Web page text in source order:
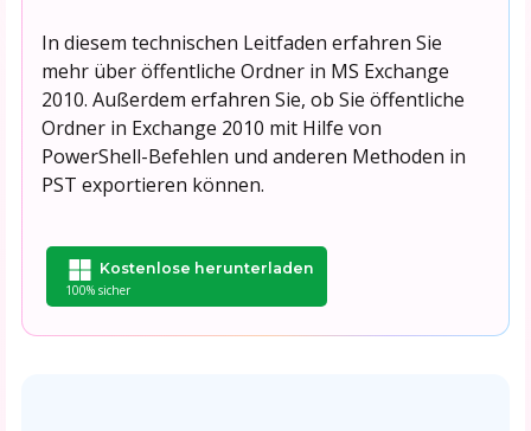
In diesem technischen Leitfaden erfahren Sie
mehr über öffentliche Ordner in MS Exchange
2010. Außerdem erfahren Sie, ob Sie öffentliche
Ordner in Exchange 2010 mit Hilfe von
PowerShell-Befehlen und anderen Methoden in
PST exportieren können.
Kostenlose herunterladen
100% sicher